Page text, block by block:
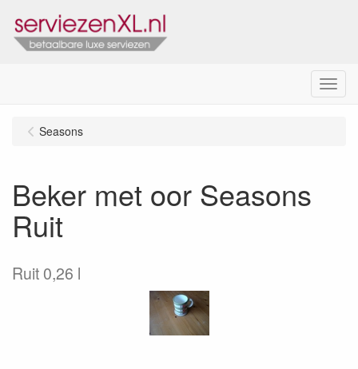
Menu
Seasons
Beker met oor Seasons
Ruit
Ruit 0,26 l